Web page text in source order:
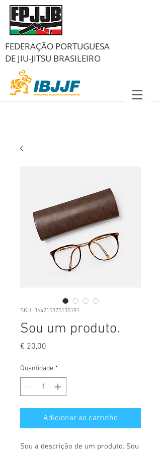
FEDERAÇÃO PORTUGUESA
DE JIU-JITSU BRASILEIRO
SKU: 364215375135191
Sou um produto.
€ 20,00
Quantidade *
Adicionar ao carrinho
Sou a descrição de um produto. Sou